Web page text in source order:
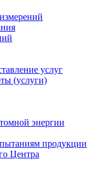
услуг
(услуги)
энергии
продукции
Центра